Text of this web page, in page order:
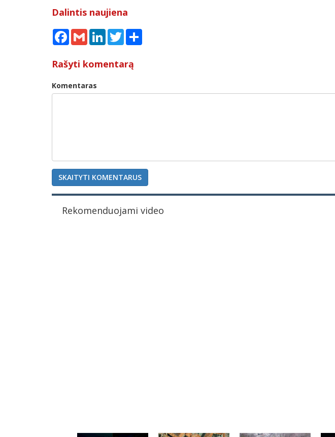
Dalintis naujiena
FacebookGmail LinkedInTwitter
Rašyti komentarą
Komentaras
SKAITYTI KOMENTARUS
Rekomenduojami video